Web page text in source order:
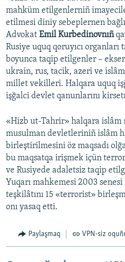
mahküm etilgenlerniñ
etilmesi diniy sebeplernen
Advokat Emil Kurbedinovnıñ
Rusiye uquq qoruyıcı organları
boyunca taqip etilgenler –
ukrain, rus, tacik, azeri ve
millet vekilleri. Halqara uquq
işğalci devlet qanunlarını
«Hizb ut-Tahrir» halqara islâm
musulman devletleriniñ islâm
birleştirilmesini öz maqsadı
bu maqsatqa irişmek içün
ve Rusiyede adaletsiz taqip
Yuqarı mahkemesi 2003
teşkilâtını 15 «terrorist»
onı yasaq etti.
Paylaşmaq VPN-siz